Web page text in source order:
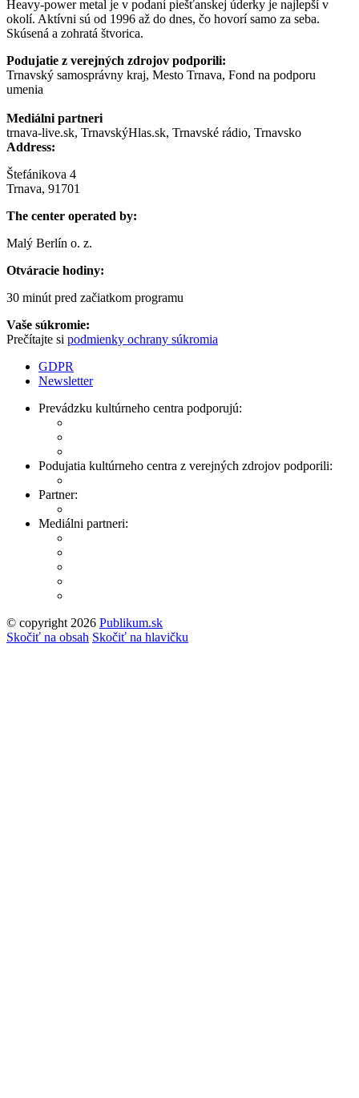
Heavy-power metal je v podaní piešťanskej úderky je najlepší v
okolí. Aktívni sú od 1996 až do dnes, čo hovorí samo za seba.
Skúsená a zohratá štvorica.
Podujatie z verejných zdrojov podporili:
Trnavský samosprávny kraj, Mesto Trnava, Fond na podporu
umenia
Mediálni partneri
trnava-live.sk, TrnavskýHlas.sk, Trnavské rádio, Trnavsko
Address:
Štefánikova 4
Trnava, 91701
The center operated by:
Malý Berlín o. z.
Otváracie hodiny:
30 minút pred začiatkom programu
Vaše súkromie:
Prečítajte si podmienky ochrany súkromia
GDPR
Newsletter
Prevádzku kultúrneho centra podporujú:
Podujatia kultúrneho centra z verejných zdrojov podporili:
Partner:
Mediálni partneri:
© copyright 2026 Publikum.sk
Tvorba stránok: Enjoy
Skočiť na obsah Skočiť na hlavičku